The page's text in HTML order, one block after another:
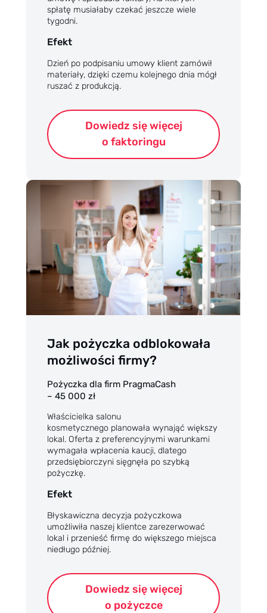
spłatę musiałaby czekać jeszcze wiele
tygodni.
Efekt
Dzień po podpisaniu umowy klient zamówił
materiały, dzięki czemu kolejnego dnia mógł
ruszać z produkcją.
Dowiedz się więcej
o faktoringu
Jak pożyczka odblokowała
możliwości firmy?
Pożyczka dla firm PragmaCash
– 45 000 zł
Właścicielka salonu
kosmetycznego planowała wynająć większy
lokal. Oferta z preferencyjnymi warunkami
wymagała wpłacenia kaucji, dlatego
przedsiębiorczyni sięgnęła po szybką
pożyczkę.
Efekt
Błyskawiczna decyzja pożyczkowa
umożliwiła naszej klientce zarezerwować
lokal i przenieść firmę do większego miejsca
niedługo później.
Dowiedz się więcej
o pożyczce